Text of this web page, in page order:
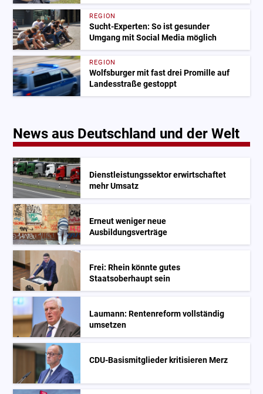
REGION
Sucht-Experten: So ist gesunder
Umgang mit Social Media möglich
REGION
Wolfsburger mit fast drei Promille auf
Landesstraße gestoppt
News aus Deutschland und der Welt
Dienstleistungssektor erwirtschaftet
mehr Umsatz
Erneut weniger neue
Ausbildungsverträge
Frei: Rhein könnte gutes
Staatsoberhaupt sein
Laumann: Rentenreform vollständig
umsetzen
CDU-Basismitglieder kritisieren Merz